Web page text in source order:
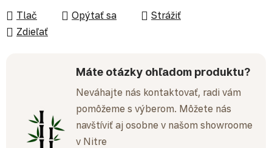
Tlač Opýtať sa
Strážiť
Zdieľať
Máte otázky ohľadom produktu?
Neváhajte nás kontaktovať, radi vám
pomôžeme s výberom. Môžete nás
navštíviť aj osobne v našom showroome
v Nitre